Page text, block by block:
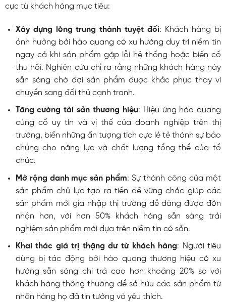
cực từ khách hàng mục tiêu:
Xây dựng lòng trung thành tuyệt đối: Khách hàng bị
ảnh hưởng bởi hào quang có xu hướng duy trì niềm tin
ngay cả khi sản phẩm gặp lỗi hệ thống hoặc biến cố
thu hồi. Nghiên cứu chỉ ra rằng những khách hàng này
sẵn sàng chờ đợi sản phẩm được khắc phục thay vì
chuyển sang đối thủ cạnh tranh.
Tăng cường tài sản thương hiệu: Hiệu ứng hào quang
củng cố uy tín và vị thế của doanh nghiệp trên thị
trường, biến những ấn tượng tích cực lẻ tẻ thành sự bảo
chứng cho năng lực và chất lượng tổng thể của tổ
chức.
Mở rộng danh mục sản phẩm: Sự thành công của một
sản phẩm chủ lực tạo ra tiền đề vững chắc giúp các
sản phẩm mới gia nhập thị trường dễ dàng được đón
nhận hơn, với hơn 50% khách hàng sẵn sàng trải
nghiệm sản phẩm mới dựa trên niềm tin có sẵn.
Khai thác giá trị thặng dư từ khách hàng: Người tiêu
dùng bị tác động bởi hào quang thương hiệu có xu
hướng sẵn sàng chi trả cao hơn khoảng 20% so với
khách hàng thông thường để sở hữu các sản phẩm từ
nhãn hàng họ đã tin tưởng và yêu thích.